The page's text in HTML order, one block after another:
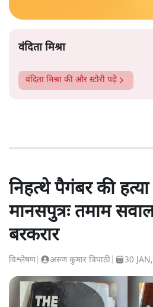
वंदिता मिश्रा
वंदिता मिश्रा की और स्टोरी पढ़ें
निहत्थे पैगंबर की
मानसपुत्रः तमाम
बरकरार
विश्लेषण| अरुण कुमार त्रिपाठी 30